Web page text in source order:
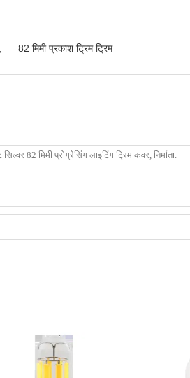
82 मिमी प्रकाश ट्रिम ट्रिम